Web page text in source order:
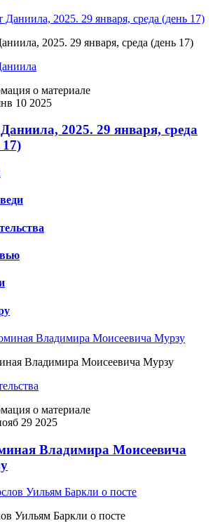
2025. 29 января, среда (день 17)
о материале
10 2025
2025. 29 января, среда
17)
Владимира Моисеевича Мурзу
о материале
29 2025
Владимира Моисеевича
Уильям Баркли о посте